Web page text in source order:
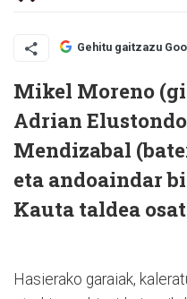
Gehitu gaitzazu
Mikel Moreno
Adrian
Mendizabal
eta andoaindar
Kauta taldea
Hasierako garaiak,